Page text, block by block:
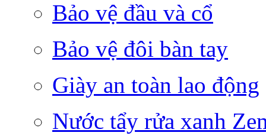
Bảo vệ đầu và cổ
Bảo vệ đôi bàn tay
Giày an toàn lao động
Nước tẩy rửa xanh